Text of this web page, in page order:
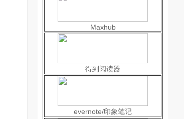
Maxhub
得到阅读器
evernote/印象笔记